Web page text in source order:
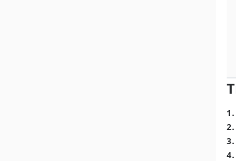
1.
2.
3.
4.